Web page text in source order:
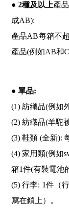
● 2種及以上產
成AB):
產品AB每箱不
產品(例如AB和
● 單品:
(1) 紡織品(例如
(2) 紡織品(羊駝
(3) 鞋類 (全新):
(4) 家用類(例如
箱1件(有裝電池
(5) 行李: 1件（
寫在鎖上）。